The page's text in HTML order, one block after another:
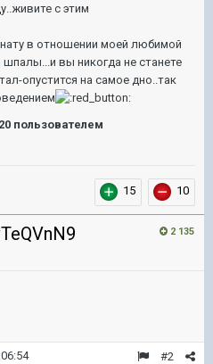
с этим
в отношении моей любимой
вы никогда не станете
опустится на самое дно..так
пользователем
15 10
2 135
#2